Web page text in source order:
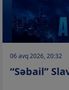
06 avq 2026, 20:32
“Səbail”